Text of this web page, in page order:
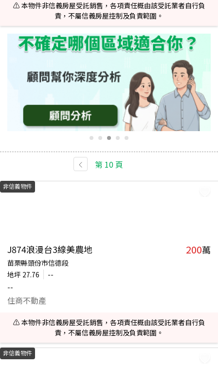
⚠️ 本物件非信義房屋受託銷售，各項責任概由該受託業者自行負
責，不屬信義房屋控制及負責範圍。
第 10 頁
非信義物件
J874浪漫台3線美農地 200萬
苗栗縣頭份市信德段
地坪 27.76
--
--
住商不動產
⚠️ 本物件非信義房屋受託銷售，各項責任概由該受託業者自行負
責，不屬信義房屋控制及負責範圍。
非信義物件